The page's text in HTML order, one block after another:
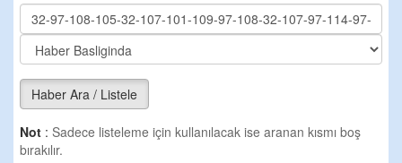
Haber Ara / Listele
Not : Sadece listeleme için kullanılacak ise aranan kısmı boş
bırakılır.